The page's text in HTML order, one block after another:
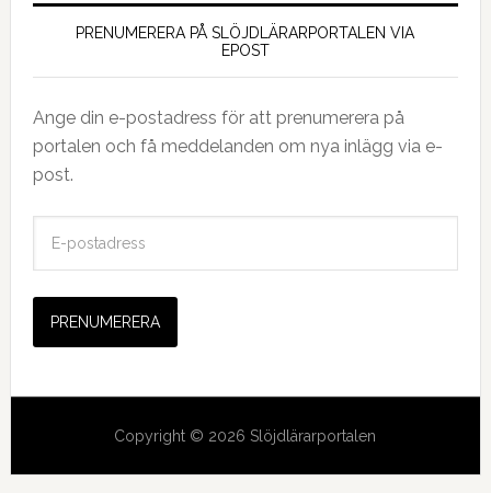
PRENUMERERA PÅ SLÖJDLÄRARPORTALEN VIA
EPOST
Ange din e-postadress för att prenumerera på
portalen och få meddelanden om nya inlägg via e-
post.
s
a
Copyright © 2026 Slöjdlärarportalen